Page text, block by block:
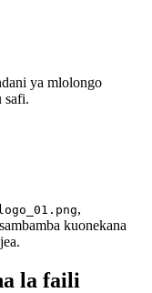
ya mlolongo
safi.
,
kuonekana
la faili